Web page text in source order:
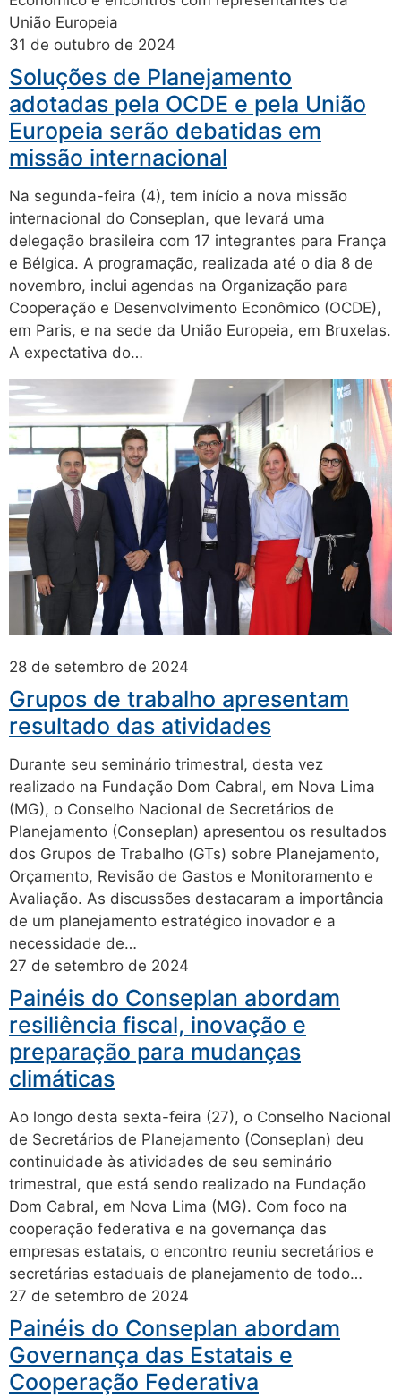
União Europeia
31 de outubro de 2024
Soluções de Planejamento
adotadas pela OCDE e pela União
Europeia serão debatidas em
missão internacional
Na segunda-feira (4), tem início a nova missão
internacional do Conseplan, que levará uma
delegação brasileira com 17 integrantes para França
e Bélgica. A programação, realizada até o dia 8 de
novembro, inclui agendas na Organização para
Cooperação e Desenvolvimento Econômico (OCDE),
em Paris, e na sede da União Europeia, em Bruxelas.
A expectativa do…
28 de setembro de 2024
Grupos de trabalho apresentam
resultado das atividades
Durante seu seminário trimestral, desta vez
realizado na Fundação Dom Cabral, em Nova Lima
(MG), o Conselho Nacional de Secretários de
Planejamento (Conseplan) apresentou os resultados
dos Grupos de Trabalho (GTs) sobre Planejamento,
Orçamento, Revisão de Gastos e Monitoramento e
Avaliação. As discussões destacaram a importância
de um planejamento estratégico inovador e a
necessidade de…
27 de setembro de 2024
Painéis do Conseplan abordam
resiliência fiscal, inovação e
preparação para mudanças
climáticas
Ao longo desta sexta-feira (27), o Conselho Nacional
de Secretários de Planejamento (Conseplan) deu
continuidade às atividades de seu seminário
trimestral, que está sendo realizado na Fundação
Dom Cabral, em Nova Lima (MG). Com foco na
cooperação federativa e na governança das
empresas estatais, o encontro reuniu secretários e
secretárias estaduais de planejamento de todo…
27 de setembro de 2024
Painéis do Conseplan abordam
Governança das Estatais e
Cooperação Federativa